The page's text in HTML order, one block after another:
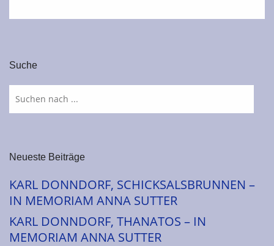
Suche
Neueste Beiträge
KARL DONNDORF, SCHICKSALSBRUNNEN –
IN MEMORIAM ANNA SUTTER
KARL DONNDORF, THANATOS – IN
MEMORIAM ANNA SUTTER